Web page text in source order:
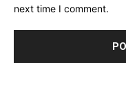
next time I comment.